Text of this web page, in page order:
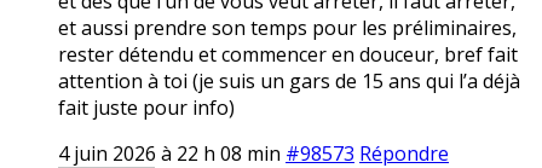
et aussi prendre son temps pour les préliminaires,
rester détendu et commencer en douceur, bref fait
attention à toi (je suis un gars de 15 ans qui l’a déjà
fait juste pour info)
4 juin 2026 à 22 h 08 min #98573 Répondre